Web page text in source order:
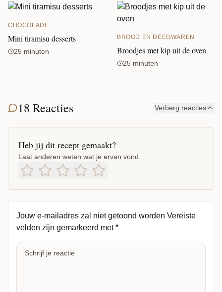
CHOCOLADE
Mini tiramisu desserts
25 minuten
BROOD EN DEEGWAREN
Broodjes met kip uit de oven
25 minuten
18 Reacties Verberg reacties
Heb jij dit recept gemaakt?
Laat anderen weten wat je ervan vond.
Jouw e-mailadres zal niet getoond worden Vereiste
velden zijn gemarkeerd met*